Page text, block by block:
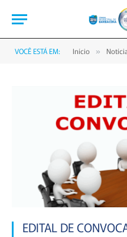
VOCÊ ESTÁ EM: Início »
EDITAL DE